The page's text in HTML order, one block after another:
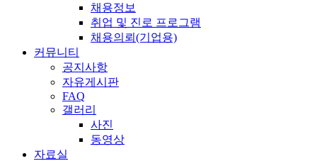
채용정보
취업 및 진로 프로그램
채용의뢰(기업용)
커뮤니티
공지사항
자유게시판
FAQ
갤러리
사진
동영상
자료실